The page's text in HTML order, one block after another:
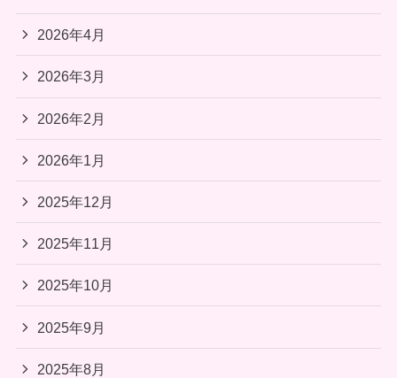
2026年4月
2026年3月
2026年2月
2026年1月
2025年12月
2025年11月
2025年10月
2025年9月
2025年8月